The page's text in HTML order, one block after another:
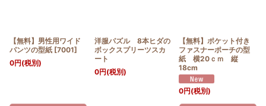
【無料】男性用ワイド
パンツの型紙 [7001]
0円(税別)
洋服パズル 8本ヒダの
ボックスプリーツスカ
ート
0円(税別)
【無料】ポケット付き
ファスナーポーチの型
紙 横20ｃｍ 縦
18cm
0円(税別)